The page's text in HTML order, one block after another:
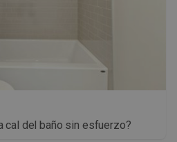
cal del baño sin esfuerzo?